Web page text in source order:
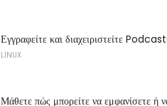
Εγγραφείτε και διαχειριστείτε
LINUX
Μάθετε πώς μπορείτε να εμφανίσετε ή